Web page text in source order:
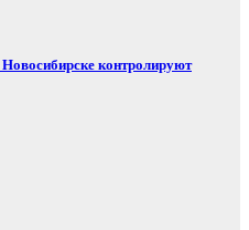
контролируют